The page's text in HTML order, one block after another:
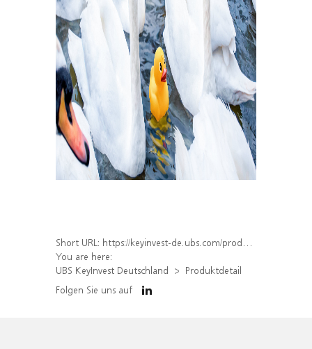
Short URL: https://keyinvest-de.ubs.com/produkt/detail/index/isin/DE000WA6P768
You are here:
UBS KeyInvest Deutschland
Produktdetail
Folgen Sie uns auf